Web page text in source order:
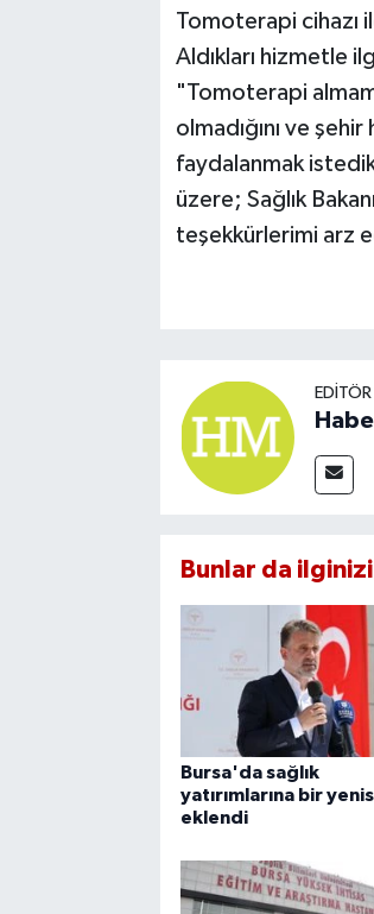
Tomoterapi cihazı
Aldıkları hizmetle
"Tomoterapi
olmadığını ve
faydalanmak
üzere; Sağlık
teşekkürlerimi arz
Bunlar da
Bursa'da sağlık
yatırımlarına bir
eklendi